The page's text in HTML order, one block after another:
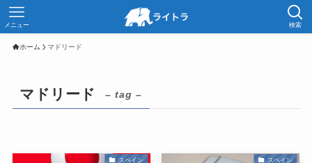
検索
メニュー
ホーム マドリード
マドリード – tag –
スペイン スペイン